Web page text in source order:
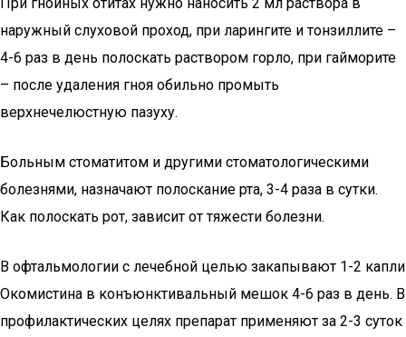
наружный слуховой проход, при ларингите и тонзиллите –
4-6 раз в день полоскать раствором горло, при гайморите
– после удаления гноя обильно промыть
верхнечелюстную пазуху.
Больным стоматитом и другими стоматологическими
болезнями, назначают полоскание рта, 3-4 раза в сутки.
Как полоскать рот, зависит от тяжести болезни.
В офтальмологии с лечебной целью закапывают 1-2 капли
Окомистина в конъюнктивальный мешок 4-6 раз в день. В
профилактических целях препарат применяют за 2-3 суток